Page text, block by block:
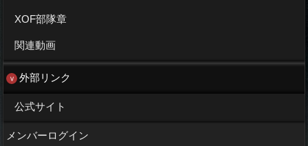
XOF部隊章
関連動画
外部リンク
公式サイト
メンバーログイン